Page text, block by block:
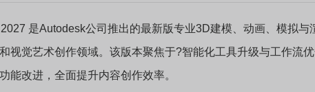
是Autodesk公司推出的最新版专业3D建模、动画、模拟与
视觉艺术创作领域。该版本聚焦于?智能化工具升级与工作流
能改进，全面提升内容创作效率。